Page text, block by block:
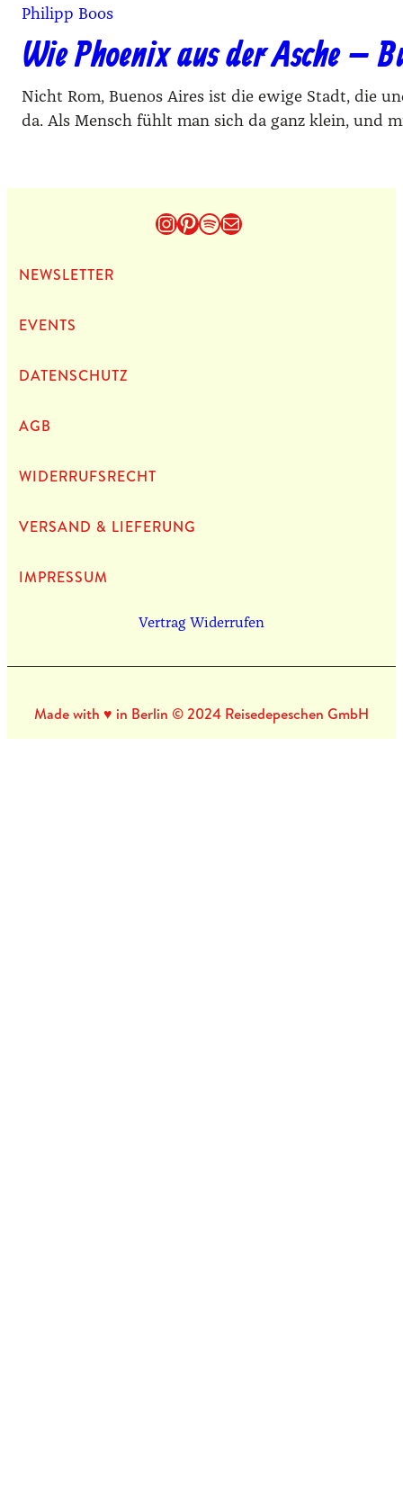
Philipp Boos
Wie Phoenix aus der Asche –
Nicht Rom, Buenos Aires ist die ewige Stadt, die
da. Als Mensch fühlt man sich da ganz klein, und
Instagram
Pinterest
Spotify
E-Mail
NEWS­LET­TER
EVENTS
DATEN­SCHUTZ
AGB
WIDERRUFSRECHT
VERSAND & LIEFERUNG
IMPRES­SUM
Vertrag Widerrufen
Made with ♥ in Berlin © 2024 Reisedepeschen GmbH